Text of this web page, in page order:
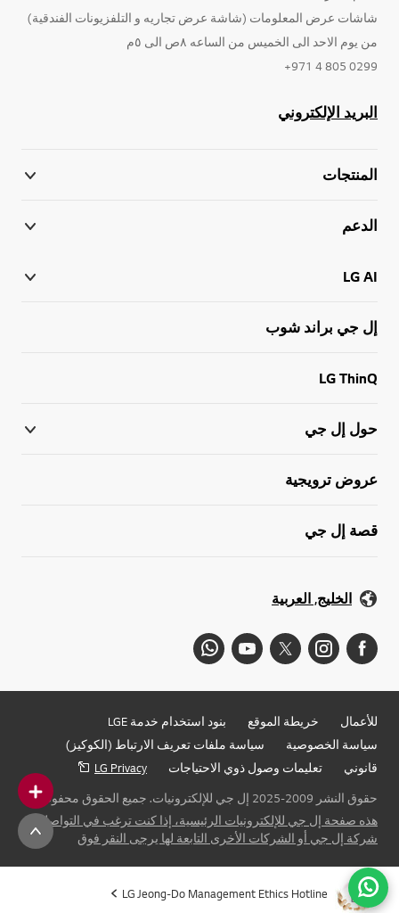
شاشات عرض المعلومات (شاشة عرض تجاريه و التلفزيونات الفندقية)
من يوم الاحد الى الخميس من الساعه ٨ص الى ٥م
0299 805 4 971+
البريد الإلكتروني
المنتجات
الدعم
LG AI
إل جي براند شوب
LG ThinQ
حول إل جي
عروض ترويجية
قصة إل جي
الخليج, العربية
للأعمال خريطة الموقع
بنود استخدام خدمة LGE
سياسة الخصوصية
سياسة ملفات تعريف الارتباط (الكوكيز)
قانوني
تعليمات وصول ذوي الاحتياجات
LG Privacy
حقوق النشر 2009-2025 إل جي للإلكترونيات. جميع الحقوق محفوظة
هذه صفحة إل جي للإلكترونيات الرئيسية، إذا كنت ترغب في التواصل مع
شركة إل جي أو الشركات الأخرى التابعة لها يرجى النقر فوق
LG Jeong-Do Management Ethics Hotline